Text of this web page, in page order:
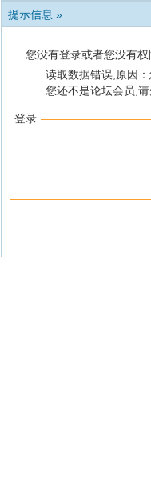
提示信息 »
您没有登录或者您没有
读取数据错误,原因
您还不是论坛会员,
登录